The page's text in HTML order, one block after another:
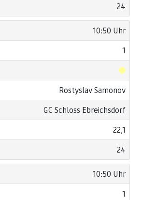
24
10:50 Uhr
1
Rostyslav Samonov
GC Schloss Ebreichsdorf
22,1
24
10:50 Uhr
1